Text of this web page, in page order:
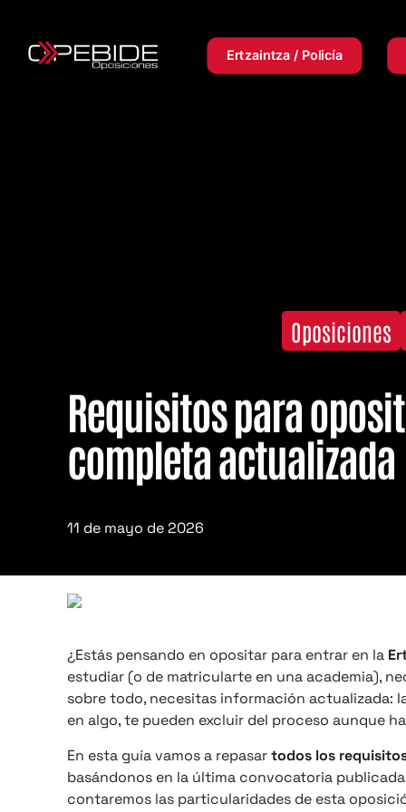
Ertzaintza / Policía
Oposiciones
Requisitos para
completa actualizada
11 de mayo de 2026
¿Estás pensando en opositar para entrar en la
estudiar (o de matricularte en una academia),
sobre todo, necesitas información actualizada:
en algo, te pueden excluir del proceso aunque
En esta guía vamos a repasartodos los
basándonos en la última convocatoria
contaremos las particularidades de esta